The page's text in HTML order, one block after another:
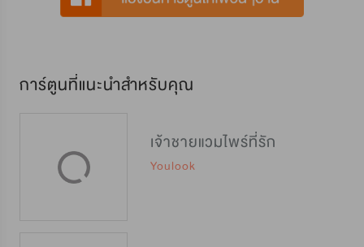
การ์ตูนที่แนะนำสำหรับคุณ
เจ้าชายแวมไพร์ที่รัก
Youlook